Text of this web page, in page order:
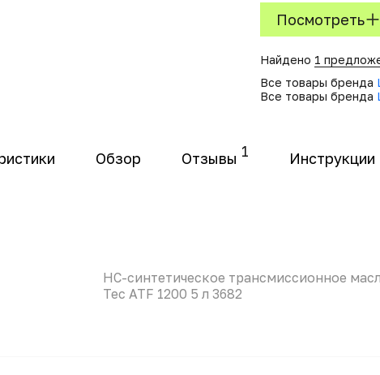
Посмотреть
Найдено 1
Все товары бренда
Все товары бренда
Обзор Отзывы 1 Инструкции
НС-синтетическое трансмиссионное
Tec ATF 1200 5 л 3682